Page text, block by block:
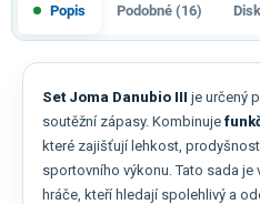
Popis Podobné (16)
Set Joma Danubio III je určený
soutěžní zápasy. Kombinuje
které zajišťují lehkost,
sportovního výkonu. Tato sada
hráče, kteří hledají spolehlivý a